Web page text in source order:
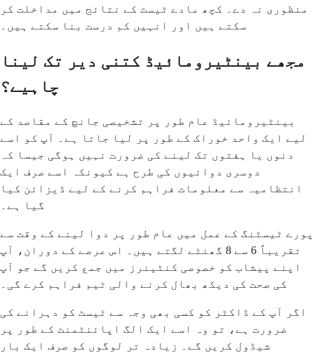
منظوری نہ دے۔ کچھ مادے ٹیسٹ کے نتائج میں مداخلت کر
سکتے ہیں اور انہیں کم درست بنا سکتے ہیں۔
مجھے بینٹیرومائیڈ کتنی دیر تک لینا
چاہیے؟
بینٹیرومائیڈ عام طور پر تشخیصی جانچ کے مقاصد کے
لیے ایک واحد خوراک کے طور پر لیا جاتا ہے۔ آپ کو اسے
دنوں یا ہفتوں تک لینے کی ضرورت نہیں ہوگی جیسا کہ
دوسری دوائیوں کی طرح ہے کیونکہ اسے صرف ایک
انتظامیہ سے معلومات فراہم کرنے کے لیے ڈیزائن کیا
گیا ہے۔
پورے ٹیسٹنگ کے عمل میں عام طور پر دوا لینے کے وقت سے
تقریباً 6 سے 8 گھنٹے لگتے ہیں۔ اس عرصے کے دوران، آپ
اپنے پیشاب کو خصوصی کنٹینرز میں جمع کریں گے جو آپ
کی صحت کی دیکھ بھال کرنے والی ٹیم فراہم کرے گی۔
اگر آپ کے ڈاکٹر کو کسی بھی وجہ سے ٹیسٹ کو دہرانے کی
ضرورت ہے، تو وہ اسے ایک الگ اپائنٹمنٹ کے طور پر
شیڈول کریں گے۔ زیادہ تر لوگوں کو صرف ایک بار